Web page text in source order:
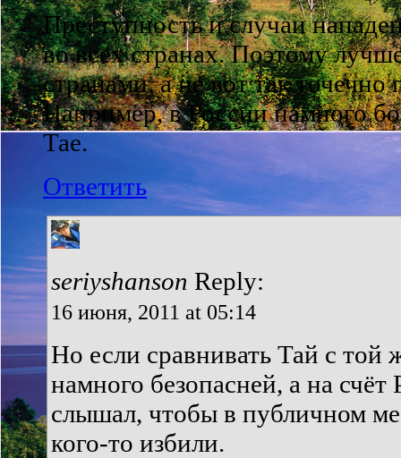
Преступность и случаи
во всех странах. Поэтому
странами, а не вот так точечно
Например, в России намного
Тае.
Ответить
seriyshanson Reply:
16 июня, 2011 at 05:14
Но если сравнивать Тай с той
намного безопасней, а на счёт
слышал, чтобы в публичном
кого-то избили.